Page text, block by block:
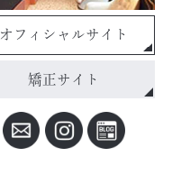
オフィシャルサイト
矯正サイト